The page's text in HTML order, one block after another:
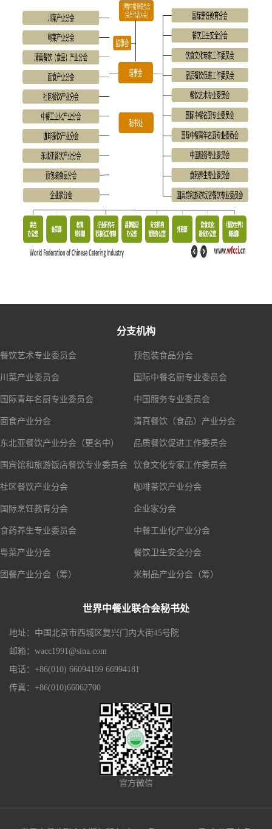
分支机构
餐饮艺术专业委员会 预包装食品分会
川菜产业委员会 国际中餐名厨专业委员会
国际青年名厨专业委员会 中国服务专业委员会
面食产业分会 清真餐饮（食品）产业分会
东北亚餐饮产业分会（更名中） 品质餐饮促进工作委员会
国宾馆和旅游饭店餐饮专业委员会 饮食文化专家工作委员会
社区餐饮产业分会 咖啡茶饮产业分会
国际烹饪教育分会 企业家分会
食药养生专业委员会 中餐工业化产业分会
粤菜产业分会 餐饮卫生安全分会
团餐产业分会（筹） 米制品产业分会（筹）
世界中餐业联合会秘书处
地址：中国北京市西城区复兴门内大街45号院
邮箱：wacc1991@sina.com
电话：+86(010) 66094199 66994181
传真：+86(010)66062700
官方微信